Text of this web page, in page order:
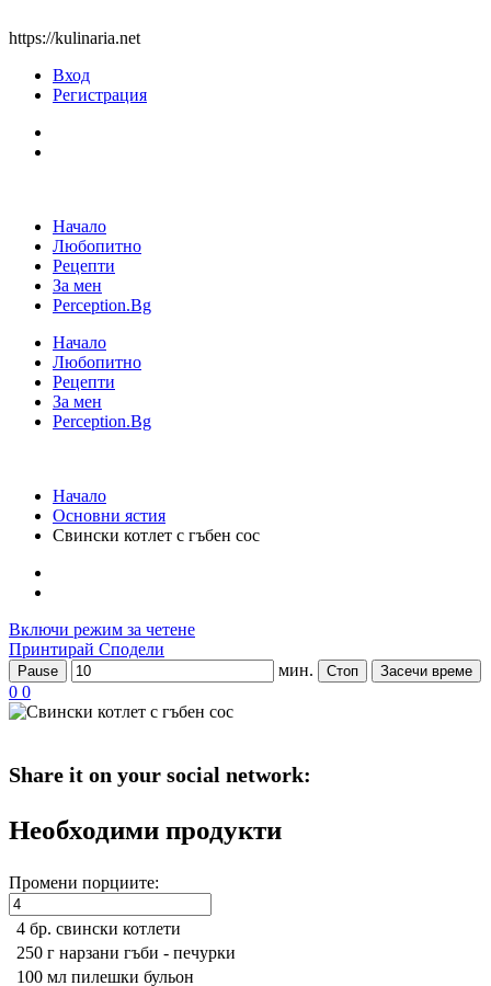
https://kulinaria.net
Вход
Регистрация
Начало
Любопитно
Рецепти
За мен
Perception.Bg
Начало
Любопитно
Рецепти
За мен
Perception.Bg
Начало
Основни ястия
Свински котлет с гъбен сос
Включи режим за четене
Принтирай Сподели
Pause мин. Стоп Засечи време
0 0
Share it on your social network:
Необходими продукти
Промени порциите:
4 бр. свински котлети
250 г нарзани гъби - печурки
100 мл пилешки бульон